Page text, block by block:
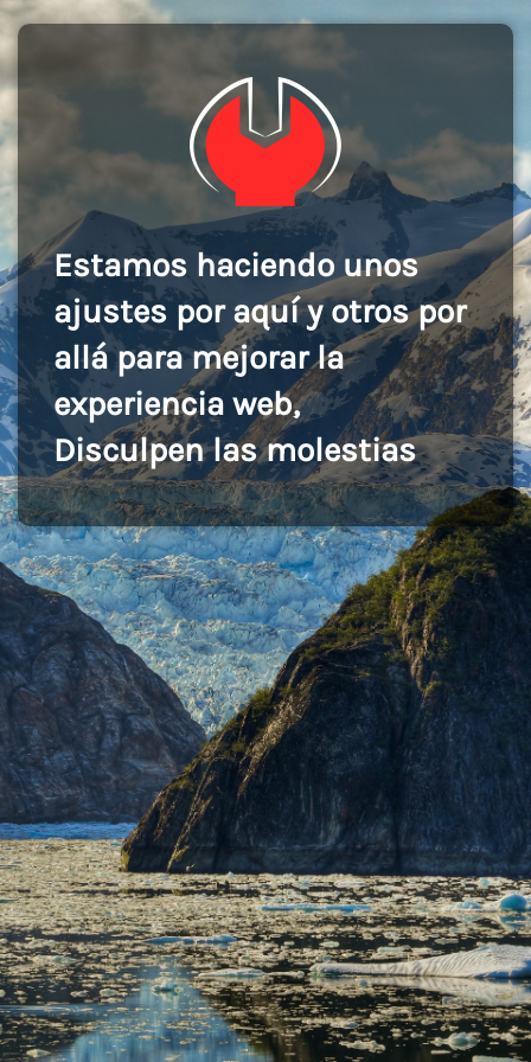
Estamos haciendo unos
ajustes por aquí y otros por
allá para mejorar la
experiencia web,
Disculpen las molestias